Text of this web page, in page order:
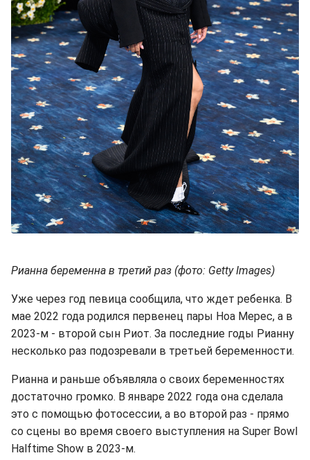
Рианна беременна в третий раз (фото: Getty Images)
Уже через год певица сообщила, что ждет ребенка. В
мае 2022 года родился первенец пары Ноа Мерес, а в
2023-м - второй сын Риот. За последние годы Рианну
несколько раз подозревали в третьей беременности.
Рианна и раньше объявляла о своих беременностях
достаточно громко. В январе 2022 года она сделала
это с помощью фотосессии, а во второй раз - прямо
со сцены во время своего выступления на Super Bowl
Halftime Show в 2023-м.